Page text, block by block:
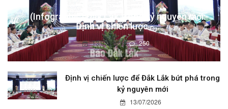
(Infographic) Đắk Lắk trong kỷ nguyên mới:
Định vị chiến lược -...
13/07/2026 250
Định vị chiến lược để Đắk Lắk bứt phá trong
kỷ nguyên mới
13/07/2026